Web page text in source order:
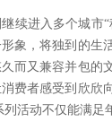
续进入多个城
象，将独到的生
而又兼容并包的
费者感受到欣欣
活动不仅能满